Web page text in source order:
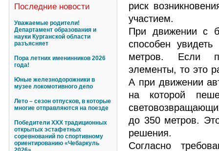
Последние новости
Уважаемые родители!
Департамент образования и
науки Курганской области
разъясняет
Пора летних именинников 2026
года!
Юные железнодорожники в
музее локомотивного депо
Лето – сезон отпусков, в которые
многие отправляются на поезде
Победители XXX традиционных
открытых эстафетных
соревнований по спортивному
ориентированию «Чебаркуль
риск
участием.
При движении с
способен
метров. Если
элементы, то это
А при движении
на которой
до 350 метров.
решения.
Согласно